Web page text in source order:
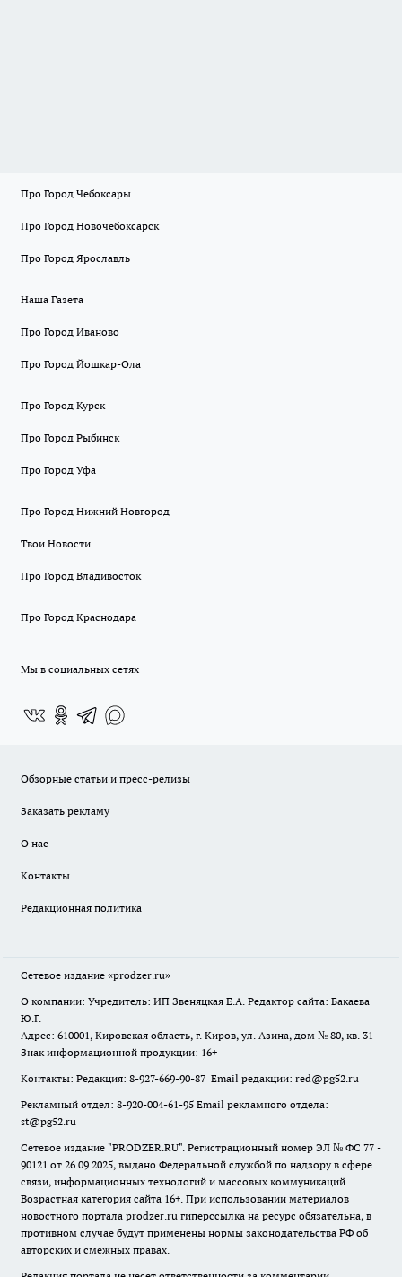
Про Город Чебоксары
Про Город Новочебоксарск
Про Город Ярославль
Наша Газета
Про Город Иваново
Про Город Йошкар-Ола
Про Город Курск
Про Город Рыбинск
Про Город Уфа
Про Город Нижний Новгород
Твои Новости
Про Город Владивосток
Про Город Краснодара
Мы в социальных сетях
Обзорные статьи и пресс-релизы
Заказать рекламу
О нас
Контакты
Редакционная политика
Сетевое издание «prodzer.ru»
О компании: Учредитель: ИП Звеняцкая Е.А. Редактор сайта: Бакаева
Ю.Г.
Адрес: 610001, Кировская область, г. Киров, ул. Азина, дом № 80, кв. 31
Знак информационной продукции: 16+
Контакты: Редакция: 8-927-669-90-87 Email редакции: red@pg52.ru
Рекламный отдел: 8-920-004-61-95 Email рекламного отдела:
st@pg52.ru
Сетевое издание "PRODZER.RU". Регистрационный номер ЭЛ № ФС 77 -
90121 от 26.09.2025, выдано Федеральной службой по надзору в сфере
связи, информационных технологий и массовых коммуникаций.
Возрастная категория сайта 16+. При использовании материалов
новостного портала prodzer.ru гиперссылка на ресурс обязательна, в
противном случае будут применены нормы законодательства РФ об
авторских и смежных правах.